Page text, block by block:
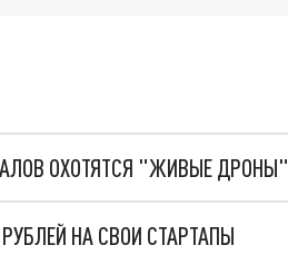
ОХОТЯТСЯ "ЖИВЫЕ ДРОНЫ"
НА СВОИ СТАРТАПЫ